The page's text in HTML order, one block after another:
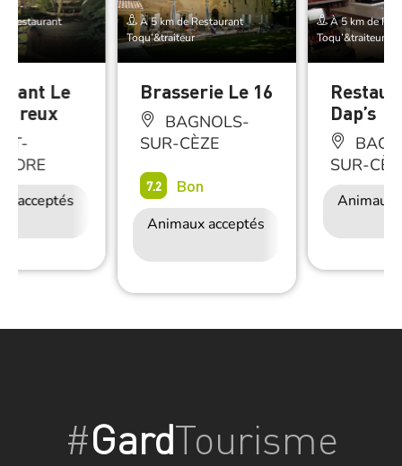
Restaurant
Le
acceptés
Accès Internet
À 5 km de Restaurant
Toqu’&traiteur
Brasserie Le 16
BAGNOLS-
SUR-CÈZE
7.2 Bon
Animaux acceptés
Accès Internet
À 5 km de
Toqu’&traiteur
Dap’s
SUR-
Animaux
#GardTourisme